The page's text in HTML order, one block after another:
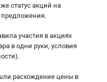
статус акций на
участия в акциях
в одни руки, условия
расхождение цены в